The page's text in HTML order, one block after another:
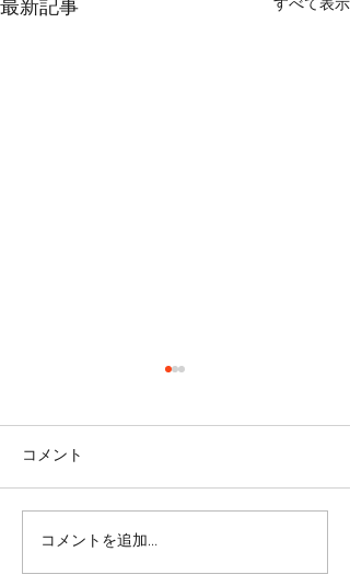
最新記事 すべて表示
リバウンドを避けるに
は・・・
コメント
コメントを追加…